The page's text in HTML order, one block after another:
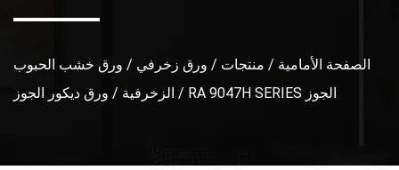
الصفحة الأمامية / منتجات / ورق زخرفي / ورق خشب الحبوب
الزخرفية / ورق ديكور الجوز / RA 9047H SERIES الجوز